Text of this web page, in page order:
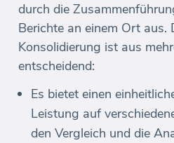
durch die
Berichte an einem Ort aus.
Konsolidierung ist aus
entscheidend:
Es bietet einen
Leistung auf
den Vergleich und die